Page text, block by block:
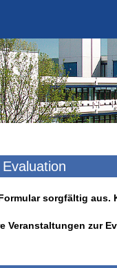
sorgfältig aus.
Veranstaltungen zur